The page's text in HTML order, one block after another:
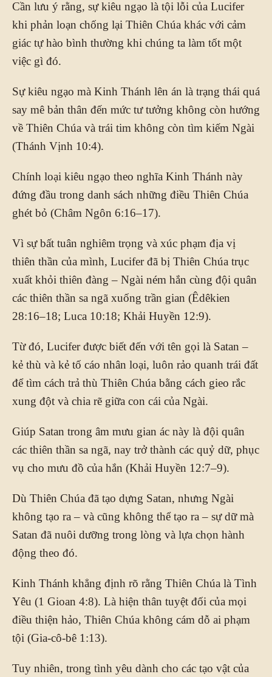
Cần lưu ý rằng, sự kiêu ngạo là tội lỗi của Lucifer
khi phản loạn chống lại Thiên Chúa khác với cảm
giác tự hào bình thường khi chúng ta làm tốt một
việc gì đó.
Sự kiêu ngạo mà Kinh Thánh lên án là trạng thái quá
say mê bản thân đến mức tư tưởng không còn hướng
về Thiên Chúa và trái tim không còn tìm kiếm Ngài
(Thánh Vịnh 10:4).
Chính loại kiêu ngạo theo nghĩa Kinh Thánh này
đứng đầu trong danh sách những điều Thiên Chúa
ghét bỏ (Châm Ngôn 6:16–17).
Vì sự bất tuân nghiêm trọng và xúc phạm địa vị
thiên thần của mình, Lucifer đã bị Thiên Chúa trục
xuất khỏi thiên đàng – Ngài ném hắn cùng đội quân
các thiên thần sa ngã xuống trần gian (Êdêkien
28:16–18; Luca 10:18; Khải Huyền 12:9).
Từ đó, Lucifer được biết đến với tên gọi là Satan –
kẻ thù và kẻ tố cáo nhân loại, luôn rảo quanh trái đất
để tìm cách trả thù Thiên Chúa bằng cách gieo rắc
xung đột và chia rẽ giữa con cái của Ngài.
Giúp Satan trong âm mưu gian ác này là đội quân
các thiên thần sa ngã, nay trở thành các quỷ dữ, phục
vụ cho mưu đồ của hắn (Khải Huyền 12:7–9).
Dù Thiên Chúa đã tạo dựng Satan, nhưng Ngài
không tạo ra – và cũng không thể tạo ra – sự dữ mà
Satan đã nuôi dưỡng trong lòng và lựa chọn hành
động theo đó.
Kinh Thánh khẳng định rõ rằng Thiên Chúa là Tình
Yêu (1 Gioan 4:8). Là hiện thân tuyệt đối của mọi
điều thiện hảo, Thiên Chúa không cám dỗ ai phạm
tội (Gia-cô-bê 1:13).
Tuy nhiên, trong tình yêu dành cho các tạo vật của